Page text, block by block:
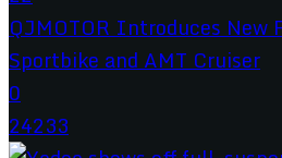
QJMOTOR Introduces New
Sportbike and AMT Cruiser
0
24233